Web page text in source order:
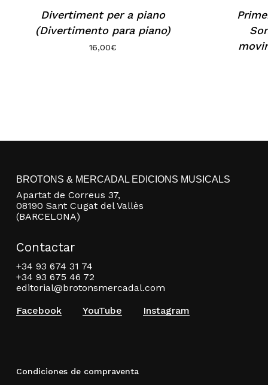
Divertiment per a piano
(Divertimento para piano)
16,00€
BROTONS & MERCADAL EDICIONS MUSICALS
Apartat de Correus 37,
08190 Sant Cugat del Vallès
(BARCELONA)
Contactar
+34 93 674 31 74
+34 93 675 46 72
editorial@brotonsmercadal.com
Facebook
YouTube Instagram
Condiciones de compraventa